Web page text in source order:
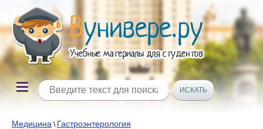
Медицина \ Гастроэнтерология